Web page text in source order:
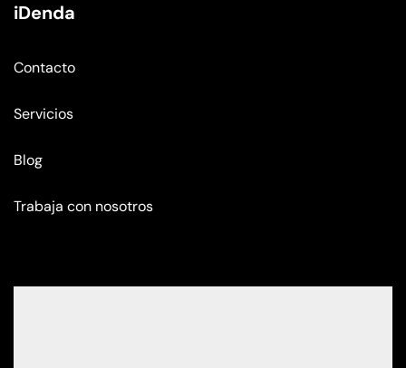
iDenda
Contacto
Servicios
Blog
Trabaja con nosotros